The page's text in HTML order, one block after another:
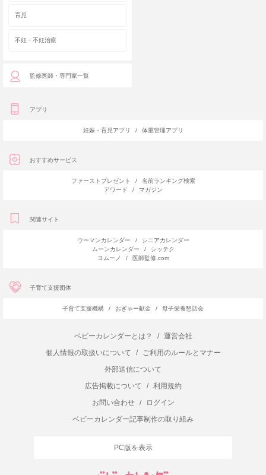
育児
不妊・不妊治療
監修医師・専門家一覧
アプリ
妊娠・育児アプリ / 体重管理アプリ
おすすめサービス
ファーストプレゼント /
名前ランキング検索
アワード
/ マガジン
関連サイト
ウーマンカレンダー /
シニアカレンダー
ムーンカレンダー
/
シッテク
ヨムーノ
/ 医師監修.com
子育て支援団体
子育て支援機構 / おぎゃー献金 / 母子栄養懇話会
ベビーカレンダーとは？ /
運営会社
個人情報の取扱いについて
/
ご利用のルールとマナー
外部送信について
広告掲載について
/
利用規約
お問い合わせ
/
ログイン
ベビーカレンダー記事制作の取り組み
PC版を表示